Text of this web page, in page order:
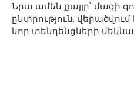
Նրա ամեն քայլը՝ մազի
ընտրություն,
նոր տենդենցների